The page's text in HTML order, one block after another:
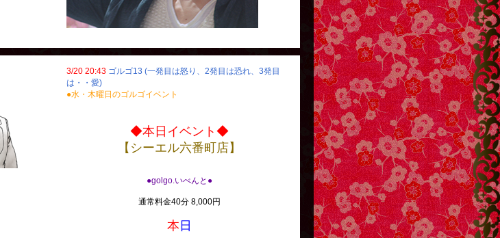
3/20 20:43 ゴルゴ13 (一発目は怒り、2発目は恐れ、3発目
は・・愛)
●水・木曜日のゴルゴイベント
◆本日イベント◆
【シーエル六番町店】
●golgo.いべんと●
通常料金40分 8,000円
本 日